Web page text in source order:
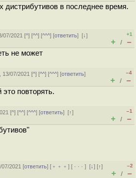
дистрибутивов в последнее время.
07/2021 [^] [^^] [^^^] [ответить][↓]
+1
+ / –
не может
13/07/2021 [^] [^^] [^^^] [ответить]
–4
+ / –
повторять.
[^] [^^] [^^^] [ответить][↑]
–1
+ / –
07/2021 [ответить] [ ﹢﹢﹢] [ · · ·][↓] [↑]
–2
+ / –